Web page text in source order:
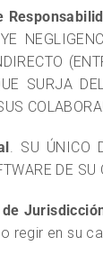
SURJA
. SU ÚNICO
DE SU
regir en su